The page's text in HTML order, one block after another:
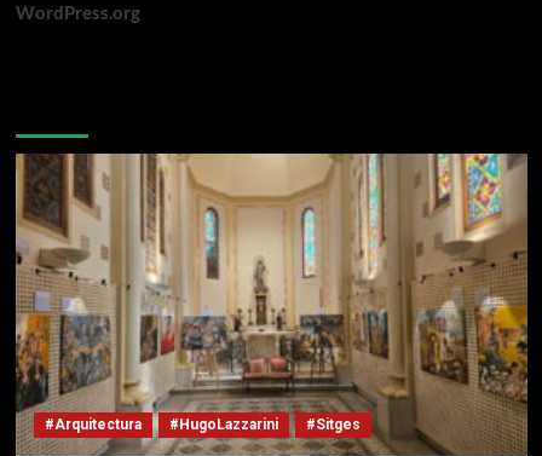
WordPress.org
#Arquitectura #HugoLazzarini #Sitges